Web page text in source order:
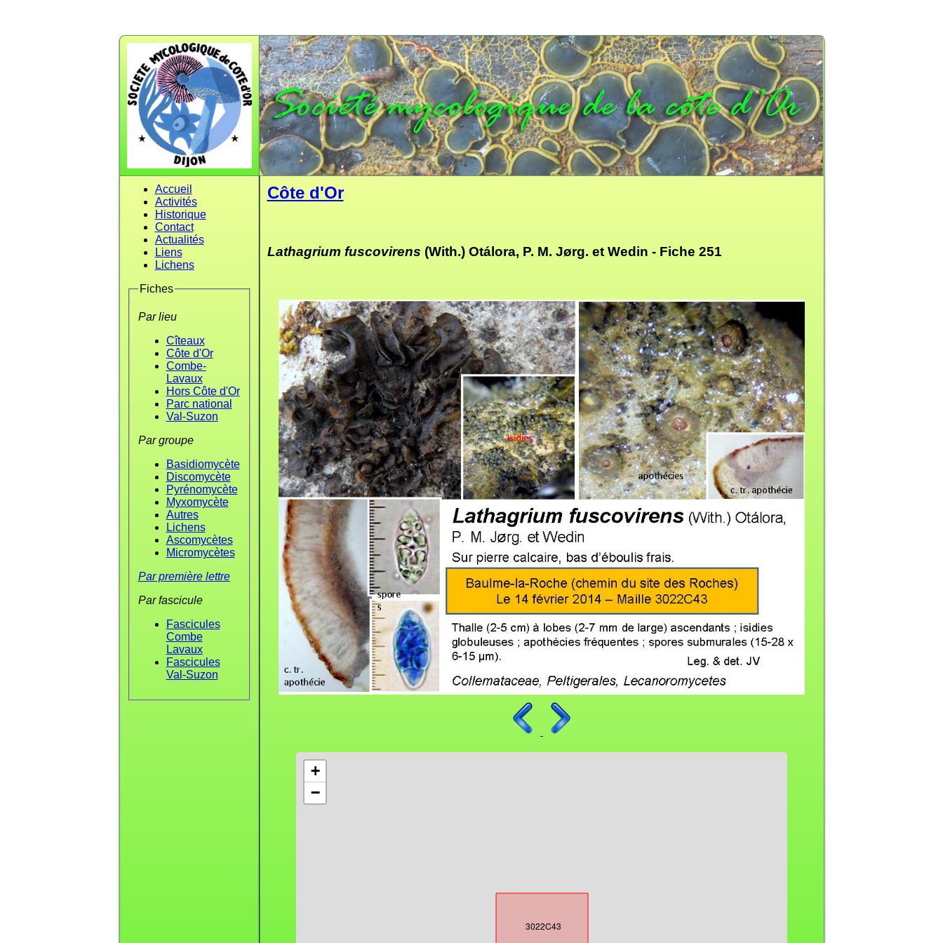
Accueil
Activités
Historique
Contact
Actualités
Liens
Lichens
Fiches
Par lieu
Cîteaux
Côte d'Or
Combe-
Lavaux
Hors Côte d'Or
Parc national
Val-Suzon
Par groupe
Basidiomycète
Discomycète
Pyrénomycète
Myxomycète
Autres
Lichens
Ascomycètes
Micromycètes
Par première lettre
Par fascicule
Fascicules
Combe
Lavaux
Fascicules
Val-Suzon
Côte d'Or
Lathagrium fuscovirens (With.) Otálora, P. M. Jørg. et Wedin - Fiche 251
3022C43
+
−